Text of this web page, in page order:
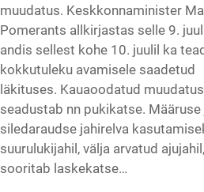
muudatus. Keskkonnaminister
Pomerants allkirjastas selle 9.
andis sellest kohe 10. juulil ka
kokkutuleku avamisele saadetud
läkituses. Kauaoodatud muudatus
seadustab nn pukikatse. Määruse
siledaraudse jahirelva
suurulukijahil, välja arvatud ajujahil,
sooritab laskekatse…